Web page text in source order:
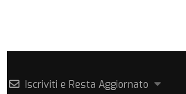
Iscriviti e Resta Aggiornato